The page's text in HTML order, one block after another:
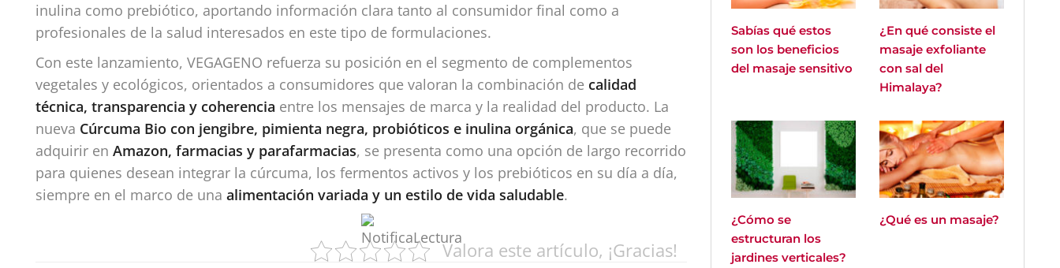
inulina como prebiótico, aportando información clara tanto al consumidor final como a
profesionales de la salud interesados en este tipo de formulaciones.
Con este lanzamiento, VEGAGENO refuerza su posición en el segmento de complementos
vegetales y ecológicos, orientados a consumidores que valoran la combinación de calidad
técnica, transparencia y coherencia entre los mensajes de marca y la realidad del producto. La
nueva Cúrcuma Bio con jengibre, pimienta negra, probióticos e inulina orgánica, que se puede
adquirir en Amazon, farmacias y parafarmacias, se presenta como una opción de largo recorrido
para quienes desean integrar la cúrcuma, los fermentos activos y los prebióticos en su día a día,
siempre en el marco de una alimentación variada y un estilo de vida saludable.
Valora este artículo, ¡Gracias!
Sabías qué estos
son los beneficios
del masaje sensitivo
¿En qué consiste el
masaje exfoliante
con sal del
Himalaya?
¿Cómo se
estructuran los
jardines verticales?
¿Qué es un masaje?